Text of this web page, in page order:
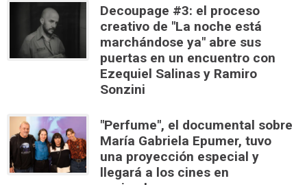
Decoupage #3: el proceso
creativo de "La noche está
marchándose ya" abre sus
puertas en un encuentro con
Ezequiel Salinas y Ramiro
Sonzini
"Perfume", el documental sobre
María Gabriela Epumer, tuvo
una proyección especial y
llegará a los cines en